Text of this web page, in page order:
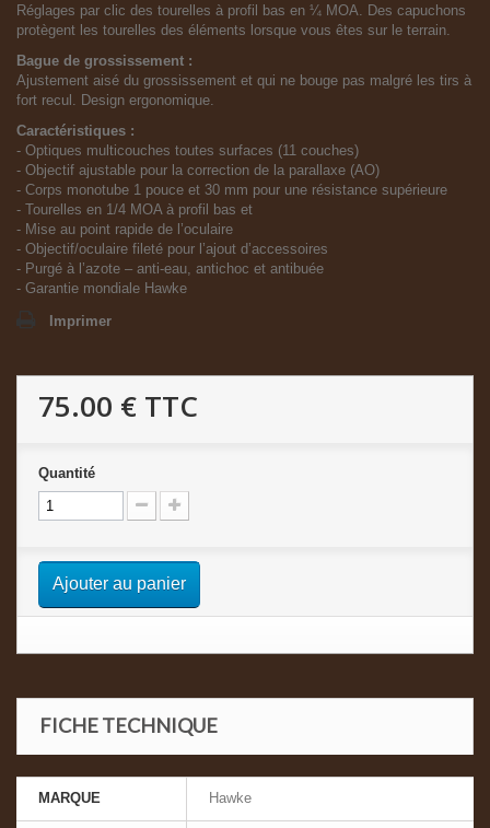
Réglages par clic des tourelles à profil bas en ¼ MOA. Des capuchons
protègent les tourelles des éléments lorsque vous êtes sur le terrain.
Bague de grossissement :
Ajustement aisé du grossissement et qui ne bouge pas malgré les tirs à
fort recul. Design ergonomique.
Caractéristiques :
- Optiques multicouches toutes surfaces (11 couches)
- Objectif ajustable pour la correction de la parallaxe (AO)
- Corps monotube 1 pouce et 30 mm pour une résistance supérieure
- Tourelles en 1/4 MOA à profil bas et
- Mise au point rapide de l’oculaire
- Objectif/oculaire fileté pour l’ajout d’accessoires
- Purgé à l’azote – anti-eau, antichoc et antibuée
- Garantie mondiale Hawke
Imprimer
75.00 € TTC
Quantité
Ajouter au panier
FICHE TECHNIQUE
MARQUE Hawke